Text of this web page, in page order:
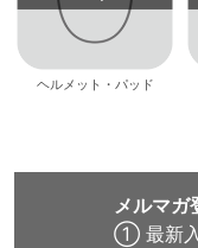
ヘルメット・パッド
メルマガ
① 最新